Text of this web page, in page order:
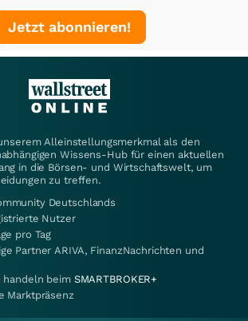
Jetzt abonnieren!
Alleinstellungsmerkmal als den
Wissens-Hub für einen aktuellen
in die Börsen- und Wirtschaftswelt, um
zu treffen.
Deutschlands
Nutzer
pro Tag
Partner ARIVA, FinanzNachrichten und
handeln beim SMARTBROKER+
Marktpräsenz